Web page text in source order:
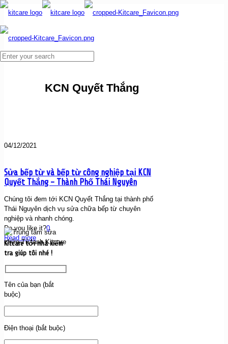
KCN Quyết Thắng
04/12/2021
Sửa bếp từ và bếp từ công nghiệp tại KCN
Quyết Thắng – Thành Phố Thái Nguyên
Chúng tôi đem tới KCN Quyết Thắng tại thành phố
Thái Nguyên dịch vụ sửa chữa bếp từ chuyên
nghiệp và nhanh chóng.
Do you like it?0
Read more
Kitcare tới nhà kiểm
tra giúp tôi nhé !
Tên của bạn (bắt
buộc)
Điện thoại (bắt buộc)